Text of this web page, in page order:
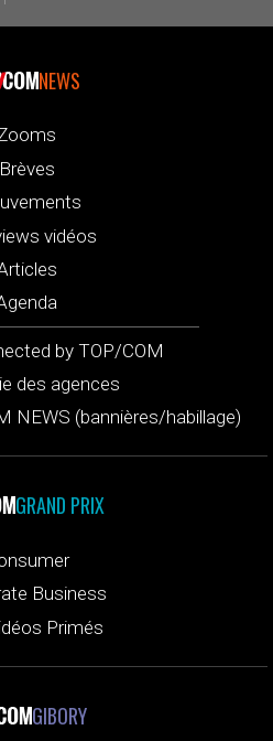
NEWS
Brèves
vidéos
by TOP/COM
des agences
NEWS (bannières/habillage)
GRAND PRIX
Business
Primés
GIBORY